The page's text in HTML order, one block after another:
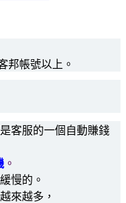
邦帳號以上。
客服的一個自動賺錢
。
慢的。
來越多，